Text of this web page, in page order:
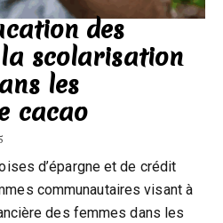
des
scolarisation
les
cacao
d’épargne et de crédit
communautaires visant à
des femmes dans les